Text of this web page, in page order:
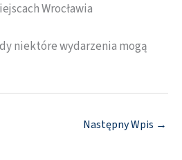
Wrocławia
niektóre wydarzenia mogą
Następny Wpis →